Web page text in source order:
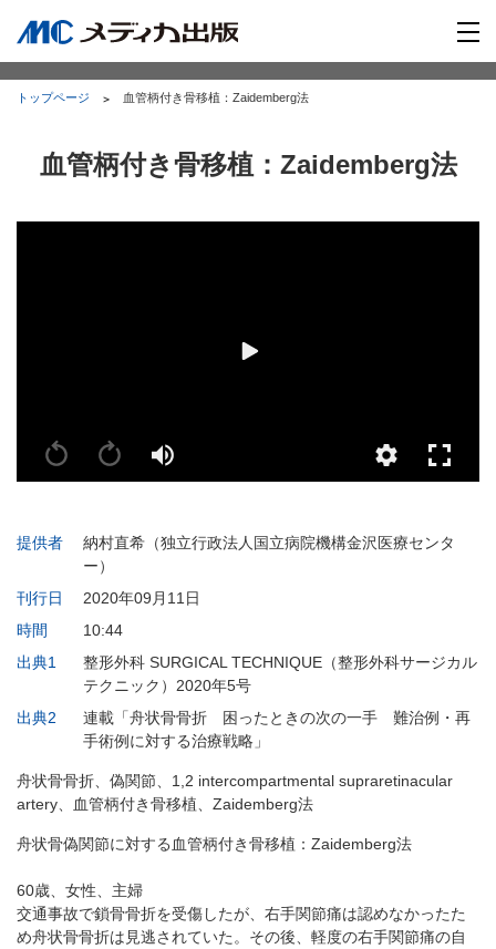
トップページ 血管柄付き骨移植：Zaidemberg法
血管柄付き骨移植：Zaidemberg法
提供者
納村直希（独立行政法人国立病院機構金沢医療センタ
ー）
刊行日
2020年09月11日
時間
10:44
出典1
整形外科 SURGICAL TECHNIQUE（整形外科サージカル
テクニック）2020年5号
出典2
連載「舟状骨骨折 困ったときの次の一手 難治例・再
手術例に対する治療戦略」
舟状骨骨折、偽関節、1,2 intercompartmental supraretinacular
artery、血管柄付き骨移植、Zaidemberg法
舟状骨偽関節に対する血管柄付き骨移植：Zaidemberg法
60歳、女性、主婦
交通事故で鎖骨骨折を受傷したが、右手関節痛は認めなかったた
め舟状骨骨折は見逃されていた。その後、軽度の右手関節痛の自